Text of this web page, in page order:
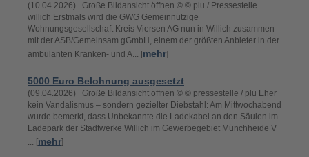
(10.04.2026) Große Bildansicht öffnen © © plu / Pressestelle
willich Erstmals wird die GWG Gemeinnützige
Wohnungsgesellschaft Kreis Viersen AG nun in Willich zusammen
mit der ASB/Gemeinsam gGmbH, einem der größten Anbieter in der
ambulanten Kranken- und A... [mehr]
5000 Euro Belohnung ausgesetzt
(09.04.2026) Große Bildansicht öffnen © © pressestelle / plu Eher
kein Vandalismus – sondern gezielter Diebstahl: Am Mittwochabend
wurde bemerkt, dass Unbekannte die Ladekabel an den Säulen im
Ladepark der Stadtwerke Willich im Gewerbegebiet Münchheide V
... [mehr]